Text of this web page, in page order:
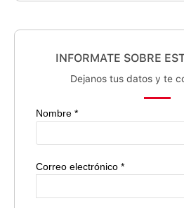
INFORMATE SOBRE
Dejanos tus datos y te
Nombre *
Correo electrónico *